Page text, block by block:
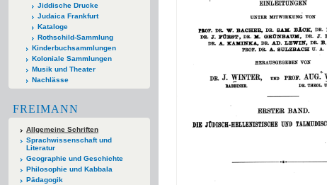
Jiddische Drucke
Judaica Frankfurt
Kataloge
Rothschild-Sammlung
Kinderbuchsammlungen
Koloniale Sammlungen
Musik und Theater
Nachlässe
FREIMANN
Allgemeine Schriften
Sprachwissenschaft und
Literatur
Geographie und Geschichte
Philosophie und Kabbala
Pädagogik